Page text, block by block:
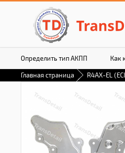
Определить тип АКПП Как
Главная страница R4AX-EL